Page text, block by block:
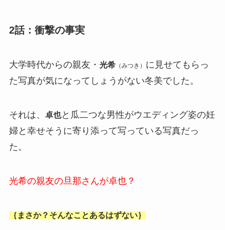
2話：衝撃の事実
大学時代からの親友・ 光希（みつき） に見せてもらっ
た写真が気になってしょうがない冬美でした。
それは、 卓也と瓜二つな男性がウエディング姿の妊
婦と幸せそうに寄り添って写っている写真だっ
た。
光希の親友の旦那さんが卓也？
｛まさか？そんなことあるはずない｝